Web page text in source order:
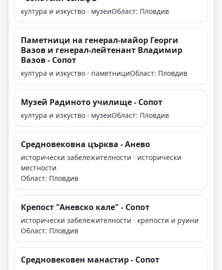
култура и изкуство · музеиОбласт: Пловдив
Паметници на генерал-майор Георги
Вазов и генерал-лейтенант Владимир
Вазов - Сопот
култура и изкуство · паметнициОбласт: Пловдив
Музей Радиното училище - Сопот
култура и изкуство · музеиОбласт: Пловдив
Средновековна църква - Анево
исторически забележителности · исторически
местности
Област: Пловдив
Крепост "Аневско кале" - Сопот
исторически забележителности · крепости и руини
Област: Пловдив
Средновековен манастир - Сопот